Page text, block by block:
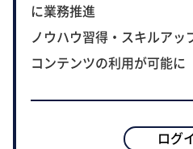
に業務推進
ノウハウ習得・スキルアッ
コンテンツの利用が可能に
ログ